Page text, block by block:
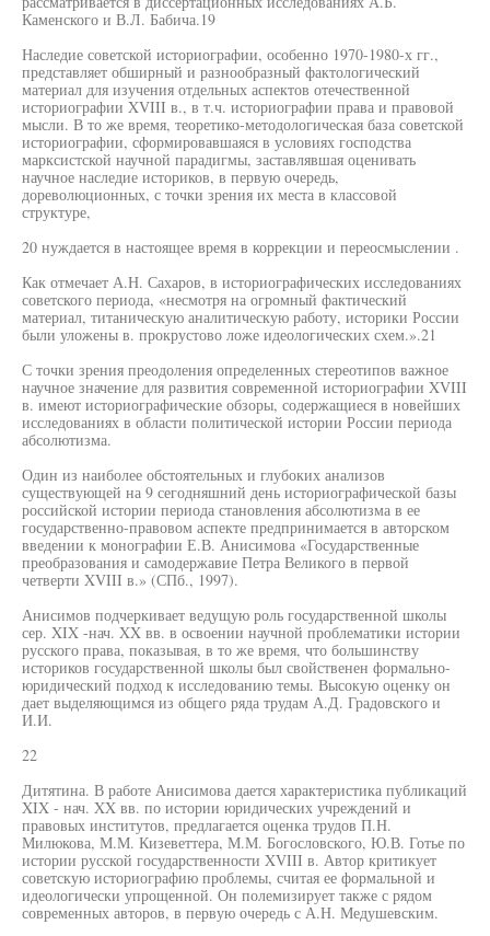
Каменского и В.Л. Бабича.19
Наследие советской историографии, особенно 1970-1980-х гг.,
представляет обширный и разнообразный фактологический
материал для изучения отдельных аспектов отечественной
историографии XVIII в., в т.ч. историографии права и правовой
мысли. В то же время, теоретико-методологическая база советской
историографии, сформировавшаяся в условиях господства
марксистской научной парадигмы, заставлявшая оценивать
научное наследие историков, в первую очередь,
дореволюционных, с точки зрения их места в классовой
структуре,
20 нуждается в настоящее время в коррекции и переосмыслении .
Как отмечает А.Н. Сахаров, в историографических исследованиях
советского периода, «несмотря на огромный фактический
материал, титаническую аналитическую работу, историки России
были уложены в. прокрустово ложе идеологических схем.».21
С точки зрения преодоления определенных стереотипов важное
научное значение для развития современной историографии XVIII
в. имеют историографические обзоры, содержащиеся в новейших
исследованиях в области политической истории России периода
абсолютизма.
Один из наиболее обстоятельных и глубоких анализов
существующей на 9 сегодняшний день историографической базы
российской истории периода становления абсолютизма в ее
государственно-правовом аспекте предпринимается в авторском
введении к монографии Е.В. Анисимова «Государственные
преобразования и самодержавие Петра Великого в первой
четверти XVIII в.» (СПб., 1997).
Анисимов подчеркивает ведущую роль государственной школы
сер. XIX -нач. XX вв. в освоении научной проблематики истории
русского права, показывая, в то же время, что большинству
историков государственной школы был свойственен формально-
юридический подход к исследованию темы. Высокую оценку он
дает выделяющимся из общего ряда трудам А.Д. Градовского и
И.И.
22
Дитятина. В работе Анисимова дается характеристика публикаций
XIX - нач. XX вв. по истории юридических учреждений и
правовых институтов, предлагается оценка трудов П.Н.
Милюкова, М.М. Кизеветтера, М.М. Богословского, Ю.В. Готье по
истории русской государственности XVIII в. Автор критикует
советскую историографию проблемы, считая ее формальной и
идеологически упрощенной. Он полемизирует также с рядом
современных авторов, в первую очередь с А.Н. Медушевским.